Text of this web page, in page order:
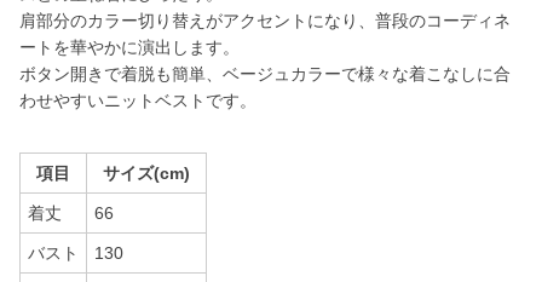
肩部分のカラー切り替えがアクセントになり、普段のコーディネ
ートを華やかに演出します。
ボタン開きで着脱も簡単、ベージュカラーで様々な着こなしに合
わせやすいニットベストです。
項目 サイズ(cm)
着丈 66
バスト 130